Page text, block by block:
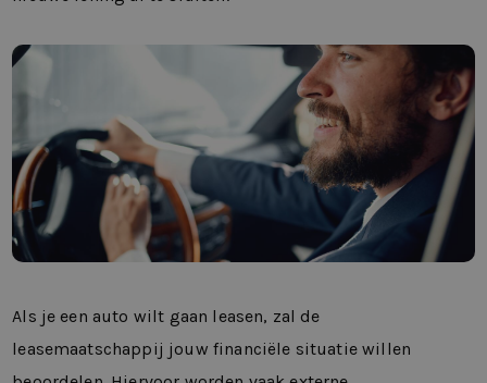
Als je een auto wilt gaan leasen, zal de
leasemaatschappij jouw financiële situatie willen